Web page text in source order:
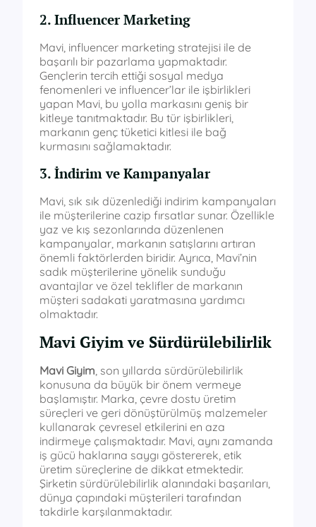
2. Influencer Marketing
Mavi, influencer marketing stratejisi ile de
başarılı bir pazarlama yapmaktadır.
Gençlerin tercih ettiği sosyal medya
fenomenleri ve influencer’lar ile işbirlikleri
yapan Mavi, bu yolla markasını geniş bir
kitleye tanıtmaktadır. Bu tür işbirlikleri,
markanın genç tüketici kitlesi ile bağ
kurmasını sağlamaktadır.
3. İndirim ve Kampanyalar
Mavi, sık sık düzenlediği indirim kampanyaları
ile müşterilerine cazip fırsatlar sunar. Özellikle
yaz ve kış sezonlarında düzenlenen
kampanyalar, markanın satışlarını artıran
önemli faktörlerden biridir. Ayrıca, Mavi’nin
sadık müşterilerine yönelik sunduğu
avantajlar ve özel teklifler de markanın
müşteri sadakati yaratmasına yardımcı
olmaktadır.
Mavi Giyim ve Sürdürülebilirlik
Mavi Giyim , son yıllarda sürdürülebilirlik
konusuna da büyük bir önem vermeye
başlamıştır. Marka, çevre dostu üretim
süreçleri ve geri dönüştürülmüş malzemeler
kullanarak çevresel etkilerini en aza
indirmeye çalışmaktadır. Mavi, aynı zamanda
iş gücü haklarına saygı göstererek, etik
üretim süreçlerine de dikkat etmektedir.
Şirketin sürdürülebilirlik alanındaki başarıları,
dünya çapındaki müşterileri tarafından
takdirle karşılanmaktadır.